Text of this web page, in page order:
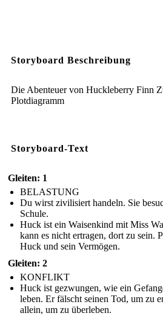
Storyboard Beschreibung
Die Abenteuer von Huckleberry Finn
Plotdiagramm
Storyboard-Text
Gleiten: 1
BELASTUNG
Du wirst zivilisiert handeln. Sie
Schule.
Huck ist ein Waisenkind mit Miss
kann es nicht ertragen, dort zu sein.
Huck und sein Vermögen.
Gleiten: 2
KONFLIKT
Huck ist gezwungen, wie ein
leben. Er fälscht seinen Tod, um zu
allein, um zu überleben.